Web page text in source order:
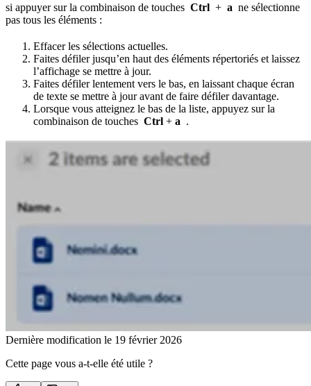
si appuyer sur la combinaison de touches Ctrl + a ne sélectionne
pas tous les éléments :
Effacer les sélections actuelles.
Faites défiler jusqu’en haut des éléments répertoriés et laissez
l’affichage se mettre à jour.
Faites défiler lentement vers le bas, en laissant chaque écran
de texte se mettre à jour avant de faire défiler davantage.
Lorsque vous atteignez le bas de la liste, appuyez sur la
combinaison de touches Ctrl + a .
Dernière modification le 19 février 2026
Cette page vous a-t-elle été utile ?